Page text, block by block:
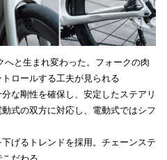
と生まれ変わった。フォークの肉
ロールする工夫が見られる
な剛性を確保し、安定したステアリ
式の双方に対応し、電動式ではシフ
げるトレンドを採用。チェーンステ